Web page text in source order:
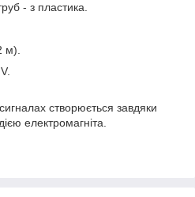
- з пластика.
м).
створюється завдяки
електромагніта.